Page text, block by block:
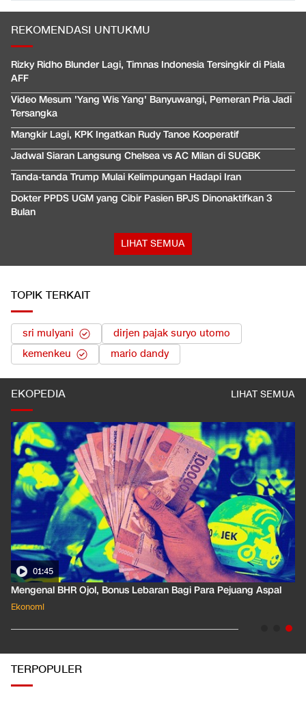
REKOMENDASI UNTUKMU
Rizky Ridho Blunder Lagi, Timnas Indonesia Tersingkir di Piala
AFF
Video Mesum 'Yang Wis Yang' Banyuwangi, Pemeran Pria Jadi
Tersangka
Mangkir Lagi, KPK Ingatkan Rudy Tanoe Kooperatif
Jadwal Siaran Langsung Chelsea vs AC Milan di SUGBK
Tanda-tanda Trump Mulai Kelimpungan Hadapi Iran
Dokter PPDS UGM yang Cibir Pasien BPJS Dinonaktifkan 3
Bulan
LIHAT SEMUA
TOPIK TERKAIT
sri mulyani
dirjen pajak suryo utomo
kemenkeu
mario dandy
EKOPEDIA LIHAT SEMUA
01:45
Mengenal BHR Ojol, Bonus Lebaran Bagi Para Pejuang Aspal
Ekonomi
TERPOPULER